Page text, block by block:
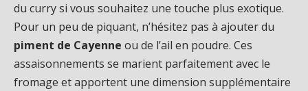
du curry si vous souhaitez une touche plus exotique.
Pour un peu de piquant, n’hésitez pas à ajouter du
piment de Cayenne ou de l’ail en poudre. Ces
assaisonnements se marient parfaitement avec le
fromage et apportent une dimension supplémentaire